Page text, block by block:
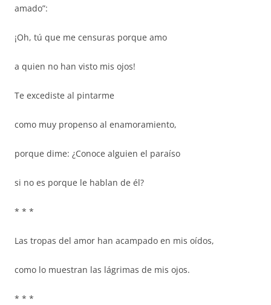
amado”:
¡Oh, tú que me censuras porque amo
a quien no han visto mis ojos!
Te excediste al pintarme
como muy propenso al enamoramiento,
porque dime: ¿Conoce alguien el paraíso
si no es porque le hablan de él?
* * *
Las tropas del amor han acampado en mis oídos,
como lo muestran las lágrimas de mis ojos.
* * *